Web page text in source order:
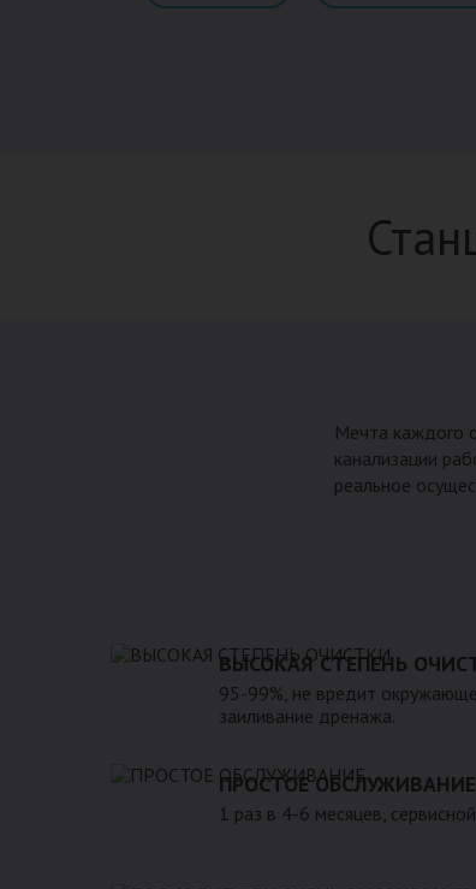
Мечта каждого
канализации
реальное
ВЫСОКАЯ СТЕПЕНЬ
95-99%, не вредит
заиливание дренажа.
ПРОСТОЕ ОБСЛУЖИВАНИЕ
1 раз в 4-6 месяцев,